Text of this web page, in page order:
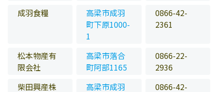
成羽食糧
高梁市成羽
町下原1000-
1
0866-42-
2361
松本物産有
限会社
高梁市落合
町阿部1165
0866-22-
2936
柴田興産株
高梁市成羽 0866-42-